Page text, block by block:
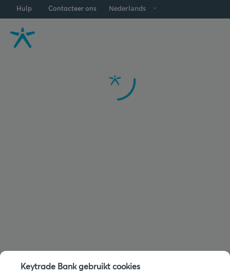
Hulp Contacteer ons Nederlands
Keytrade Bank gebruikt cookies